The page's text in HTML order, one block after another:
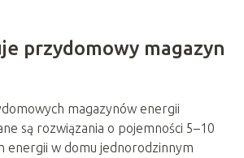
przydomowy magazyn
magazynów energii
są rozwiązania o pojemności 5–10
energii w domu jednorodzinnym